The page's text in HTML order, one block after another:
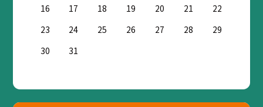
16
17 18 19 20 21
22
23
24 25 26 27 28
29
30
31